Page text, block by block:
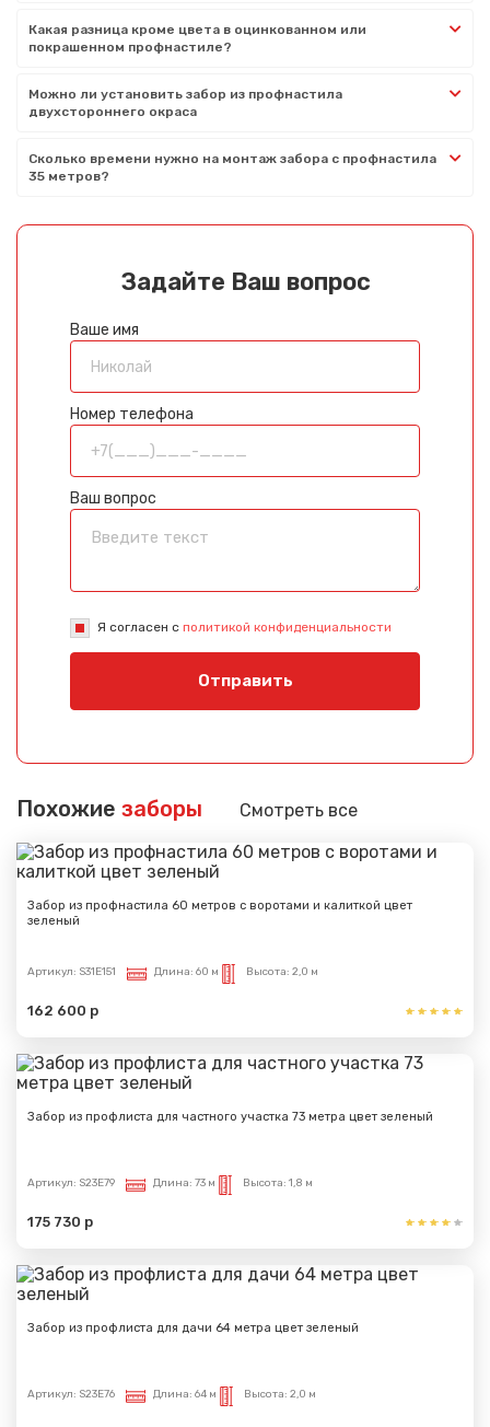
Какая разница кроме цвета в оцинкованном или
покрашенном профнастиле?
Можно ли установить забор из профнастила
двухстороннего окраса
Сколько времени нужно на монтаж забора с профнастила
35 метров?
Задайте Ваш вопрос
Ваше имя
Номер телефона
Ваш вопрос
Я согласен с политикой конфиденциальности
Отправить
Похожие заборы Смотреть все
Забор из профнастила 60 метров с воротами и калиткой цвет
зеленый
Артикул: S31E151 Длина: 60 м Высота: 2,0 м
162 600 р
Забор из профлиста для частного участка 73 метра цвет зеленый
Артикул: S23E79 Длина: 73 м Высота: 1,8 м
175 730 р
Забор из профлиста для дачи 64 метра цвет зеленый
Артикул: S23E76 Длина: 64 м Высота: 2,0 м